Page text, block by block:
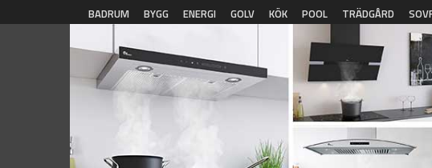
Hoppa till huvudinnehåll
BADRUM BYGG ENERGI GOLV KÖK POOL TRÄDGÅRD